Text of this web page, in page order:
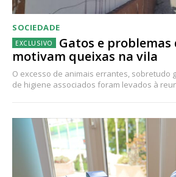
SOCIEDADE
Gatos e problemas
motivam queixas na vila
O excesso de animais errantes, sobretudo
de higiene associados foram levados à